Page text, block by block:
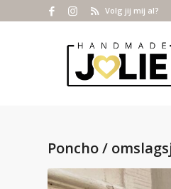
Volg jij mij al?
Poncho /